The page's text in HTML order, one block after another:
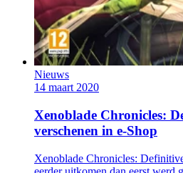
Nieuws
14 maart 2020
Xenoblade Chronicles:
verschenen in e-Shop
Xenoblade Chronicles: